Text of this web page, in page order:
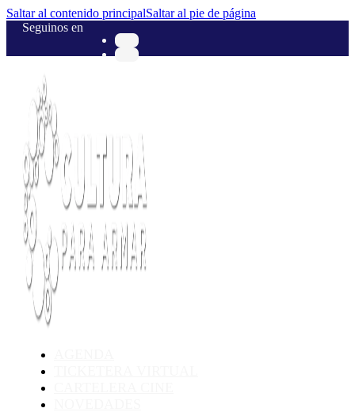
Saltar al contenido principalSaltar al pie de página
Seguinos en